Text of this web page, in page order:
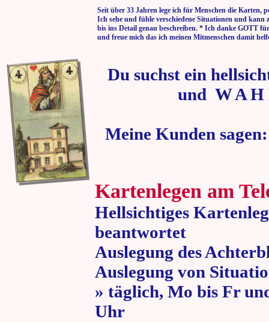
Seit über 33 Jahren lege ich für Menschen die Karten,
Ich sehe und fühle verschiedene Situationen und kann
bis ins Detail genau beschreiben. * Ich danke GOTT
und freue mich das ich meinen Mitmenschen damit
Du suchst ein
und W A H
Meine Kunden
Kartenlegen am
Hellsichtiges
beantwortet
Auslegung des
Auslegung von
» täglich, Mo bis Fr
Uhr » 80